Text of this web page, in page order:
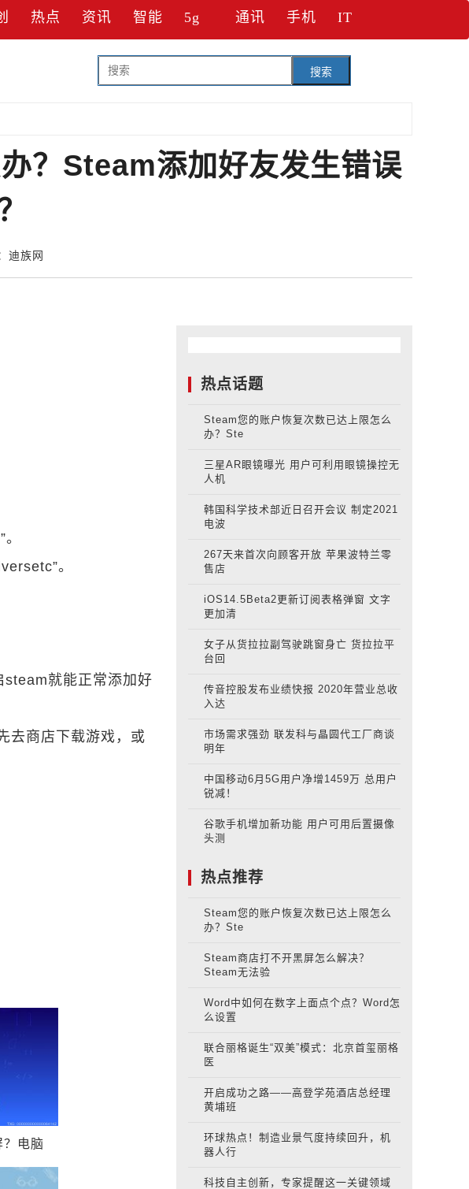
热点 资讯 智能 5g 通讯 手机 IT
搜索
？Steam添加好友发生错误
族网
。
steam就能正常添加好
去商店下载游戏，或
？电脑
热点话题
Steam您的账户恢复次数已达上限怎么
办？Ste
三星AR眼镜曝光 用户可利用眼镜操控无
人机
韩国科学技术部近日召开会议 制定2021
电波
267天来首次向顾客开放 苹果波特兰零
售店
iOS14.5Beta2更新订阅表格弹窗 文字
更加清
女子从货拉拉副驾驶跳窗身亡 货拉拉平
台回
传音控股发布业绩快报 2020年营业总收
入达
市场需求强劲 联发科与晶圆代工厂商谈
明年
中国移动6月5G用户净增1459万 总用户
锐减！
谷歌手机增加新功能 用户可用后置摄像
头测
热点推荐
Steam您的账户恢复次数已达上限怎么
办？Ste
Steam商店打不开黑屏怎么解决？
Steam无法验
Word中如何在数字上面点个点？Word怎
么设置
联合丽格诞生“双美”模式：北京首玺丽格
医
开启成功之路——高登学苑酒店总经理
黄埔班
环球热点！制造业景气度持续回升，机
器人行
科技自主创新，专家提醒这一关键领域